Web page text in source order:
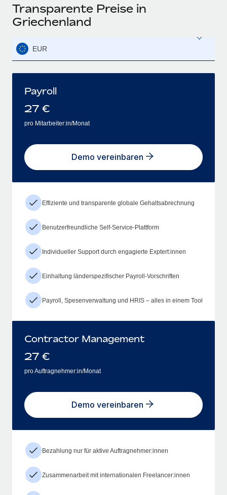
Transparente Preise in
Griechenland
EUR
Payroll
27 €
pro Mitarbeiter:in/Monat
Demo vereinbaren
Effiziente und transparente globale Gehaltsabrechnung
Benutzerfreundliche Self-Service-Plattform
Individueller Support durch engagierte Exptert:innen
Einhaltung länderspezifischer Payroll-Vorschriften
Payroll, Spesenverwaltung und HRIS – alles in einem Tool
Contractor Management
27 €
pro Auftragnehmer:in/Monat
Demo vereinbaren
Bezahlung nur für aktive Auftragnehmer:innen
Zusammenarbeit mit internationalen Freelancer:innen